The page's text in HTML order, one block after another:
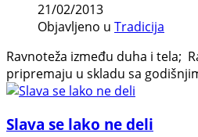
21/02/2013
Objavljeno u Tradicija
Ravnoteža između duha i tela;
pripremaju u skladu sa
Slava se lako ne deli